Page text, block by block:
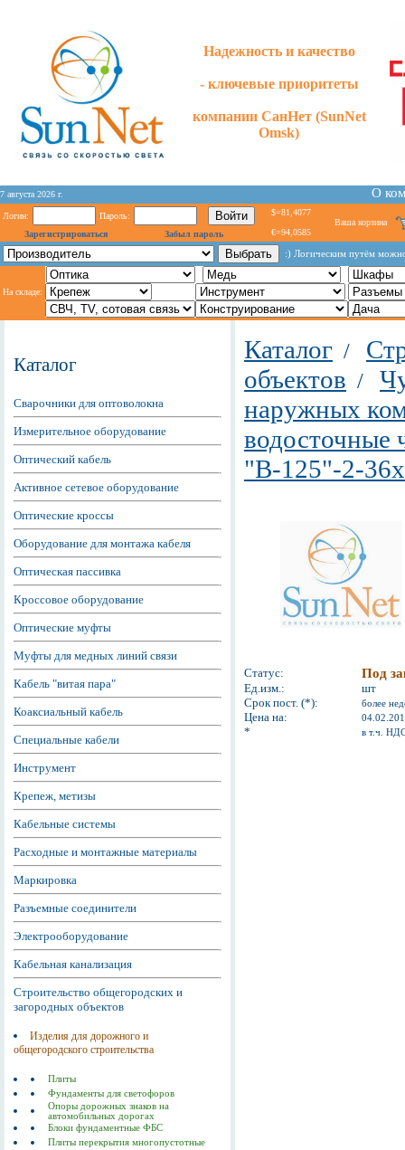
Надежность и качество
- ключевые приоритеты
компании СанНет (SunNet
Omsk)
7 августа 2026 г. О
Логин:
Пароль:
Зарегистрироваться
Забыл пароль
$=81,4077
€=94,0585
Ваша корзина
:) Логическим путём можно
На складе:
Каталог
Сварочники для оптоволокна
Измерительное оборудование
Оптический кабель
Активное сетевое оборудование
Оптические кроссы
Оборудование для монтажа кабеля
Оптическая пассивка
Кроссовое оборудование
Оптические муфты
Муфты для медных линий связи
Кабель "витая пара"
Коаксиальный кабель
Специальные кабели
Инструмент
Крепеж, метизы
Кабельные системы
Расходные и монтажные материалы
Маркировка
Разъемные соединители
Электрооборудование
Кабельная канализация
Строительство общегородских и
загородных объектов
Изделия для дорожного и
общегородского строительства
Плиты
Фундаменты для светофоров
Опоры дорожных знаков на
автомобильных дорогах
Блоки фундаментные ФБС
Плиты перекрытия многопустотные
Каталог /
объектов /
наружных
водосточные
"В-125"-2-
Статус: Под
Ед.изм.:
шт
Срок пост. (*):
более
Цена на:
* в т.ч.